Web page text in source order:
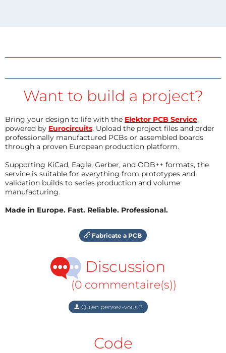
Want to build a project?
Bring your design to life with the Elektor PCB Service,
powered by Eurocircuits. Upload the project files and order
professionally manufactured PCBs or assembled boards
through a proven European production platform.
Supporting KiCad, Eagle, Gerber, and ODB++ formats, the
service is suitable for everything from prototypes and
validation builds to series production and volume
manufacturing.
Made in Europe. Fast. Reliable. Professional.
Fabricate a PCB
Discussion
(0 commentaire(s))
Qu'en pensez-vous ?
Code